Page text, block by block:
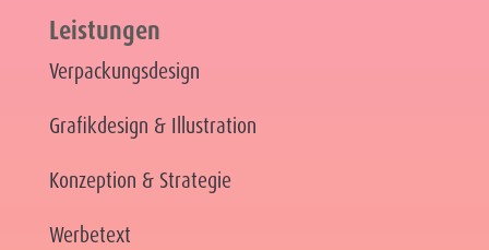
Leistungen
Verpackungsdesign
Grafikdesign & Illustration
Konzeption & Strategie
Werbetext